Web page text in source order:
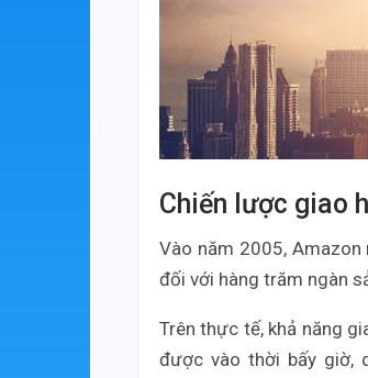
Chiến lược giao
Vào năm 2005,
đối với hàng trăm ngàn
Trên thực tế, khả năng
được vào thời bấy giờ,